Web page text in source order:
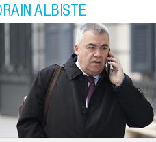
ALBISTE